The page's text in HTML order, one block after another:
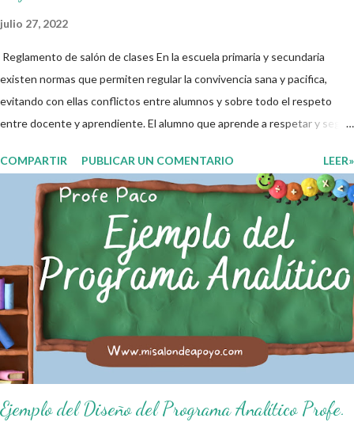
julio 27, 2022
Reglamento de salón de clases En la escuela primaria y secundaria
existen normas que permiten regular la convivencia sana y pacifica,
evitando con ellas conflictos entre alumnos y sobre todo el respeto
entre docente y aprendiente. El alumno que aprende a respetar y seguir
entiende las consecuencias de sus acciones, es por eso que el objetivo
fundamental de las normas de clases o reglamento de aula buscan
formar aprendientes que desde pequeños, entiendan, analizan y
practiquen las grandes responsabilidades que conlleva ser un buen
ciudadano. A continuación les compartimos algunos ejemplos de reglas
de salón de clases: 1. Cumplo con mis tareas y trabajos. 2. Cuidado mi
higiene personal. 3. Levanto la mano para hablar. 4. Pido permiso para
ir al baño 5. Deposito la basura en su lugar. 6. Cumplo con mis útiles
esc...
COMPARTIR PUBLICAR UN COMENTARIO LEER»
Ejemplo del Diseño del Programa Analítico Profe.